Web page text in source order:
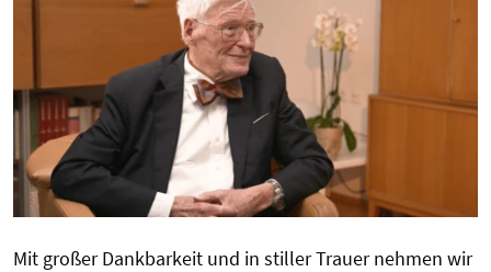
Mit großer Dankbarkeit und in stiller Trauer nehmen wir